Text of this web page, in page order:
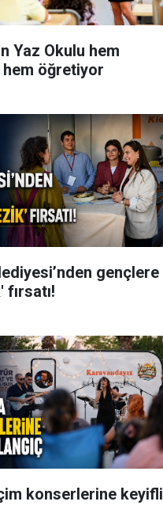
Yaz Okulu hem
öğretiyor
gençlere
fırsatı!
konserlerine keyifli